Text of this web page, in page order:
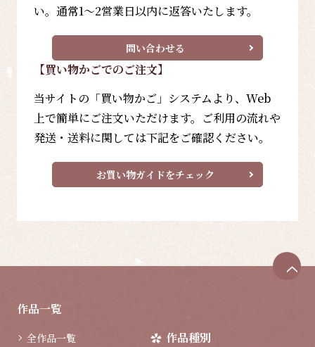
い。通常1～2営業日以内に返答いたします。
問い合わせる
【買い物かごでのご注文】
当サイトの「買い物かご」システムより、Web
上で簡単にご注文いただけます。ご利用の流れや
発送・送料に関しては下記をご確認ください。
お買い物ガイドをチェック
作品一覧
全作品一覧
作品種別
ペ